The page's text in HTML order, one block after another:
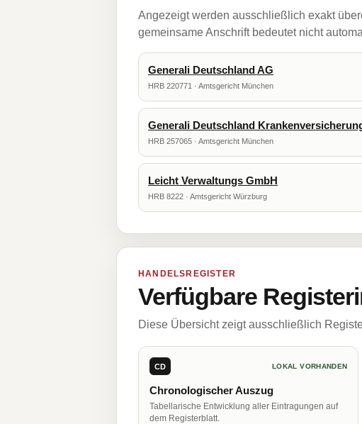
Angezeigt werden ausschließlich exakt
gemeinsame Anschrift bedeutet nicht
Generali Deutschland AG
HRB 220771 · Amtsgericht München
Generali Deutschland
HRB 257065 · Amtsgericht München
Leicht Verwaltungs GmbH
HRB 8222 · Amtsgericht Würzburg
HANDELSREGISTER
Verfügbare
Diese Übersicht zeigt ausschließlich
CD LOKAL VORHANDEN
Chronologischer Auszug
Tabellarische Entwicklung aller Eintragungen auf
dem Registerblatt.